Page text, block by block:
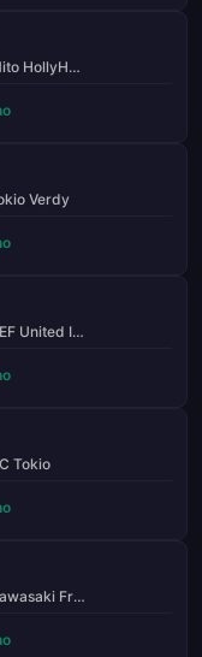
Mito HollyHock
Verdy
JEF United Ichihara Chiba
Tokio
Kawasaki Frontale